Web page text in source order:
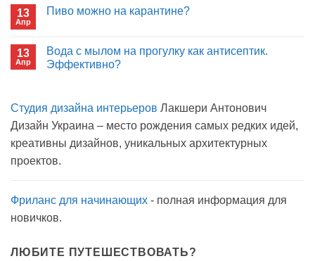
в
Сон
13
Апр
Пиво можно на карантине?
Пиво
можно
13
Апр
Вода с мылом на прогулку как антисептик.
Эффективно?
Вода
мылом
прогулку
антисептик.
Студия дизайна интерьеров Лакшери Антонович
Дизайн Украина – место рождения самых редких идей,
креативны дизайнов, уникальных архитектурных
проектов.
Фриланс для начинающих - полная информация для
новичков.
ЛЮБИТЕ ПУТЕШЕСТВОВАТЬ?